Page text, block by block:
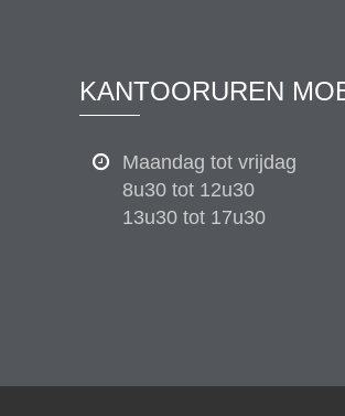
KANTOORUREN
Maandag tot vrijdag
8u30 tot 12u30
13u30 tot 17u30